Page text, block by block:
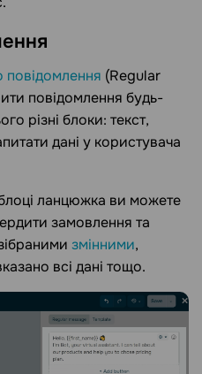
повідомлення (Regular
повідомлення будь-
різні блоки: текст,
дані у користувача
ланцюжка ви можете
замовлення та
змінними,
всі дані тощо.